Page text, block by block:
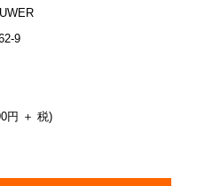
9
円 ＋ 税)